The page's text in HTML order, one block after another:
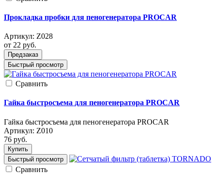
Прокладка пробки для пеногенератора PROCAR
Артикул: Z028
от 22 руб.
Предзаказ
Быстрый просмотр
Cравнить
Гайка быстросъема для пеногенератора PROCAR
Гайка быстросъема для пеногенератора PROCAR
Артикул: Z010
76 руб.
Купить
Быстрый просмотр
Cравнить